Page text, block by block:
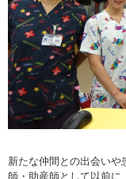
新たな仲間との出会い
師・助産師として以前